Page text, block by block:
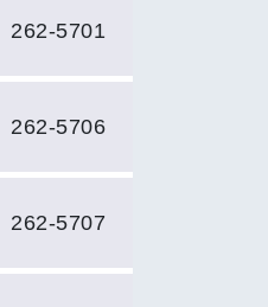
262-5701
262-5706
262-5707